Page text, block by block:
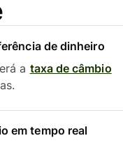
de dinheiro
a taxa de câmbio
em tempo real